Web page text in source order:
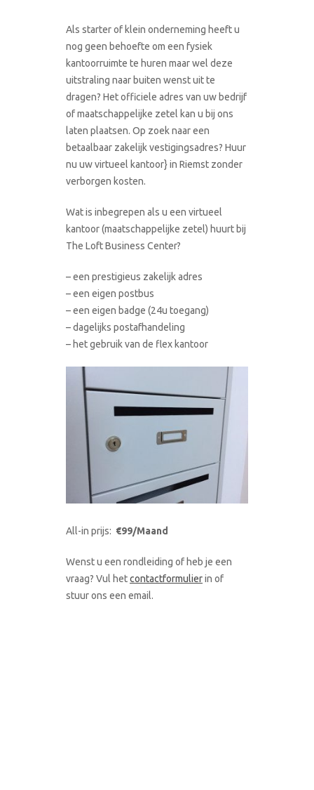
Als starter of klein onderneming heeft u
nog geen behoefte om een fysiek
kantoorruimte te huren maar wel deze
uitstraling naar buiten wenst uit te
dragen? Het officiele adres van uw bedrijf
of maatschappelijke zetel kan u bij ons
laten plaatsen. Op zoek naar een
betaalbaar zakelijk vestigingsadres? Huur
nu uw virtueel kantoor} in Riemst zonder
verborgen kosten.
Wat is inbegrepen als u een virtueel
kantoor (maatschappelijke zetel) huurt bij
The Loft Business Center?
– een prestigieus zakelijk adres
– een eigen postbus
– een eigen badge (24u toegang)
– dagelijks postafhandeling
– het gebruik van de flex kantoor
All-in prijs: €99/Maand
Wenst u een rondleiding of heb je een
vraag? Vul hetcontactformulierin of
stuur ons een email.